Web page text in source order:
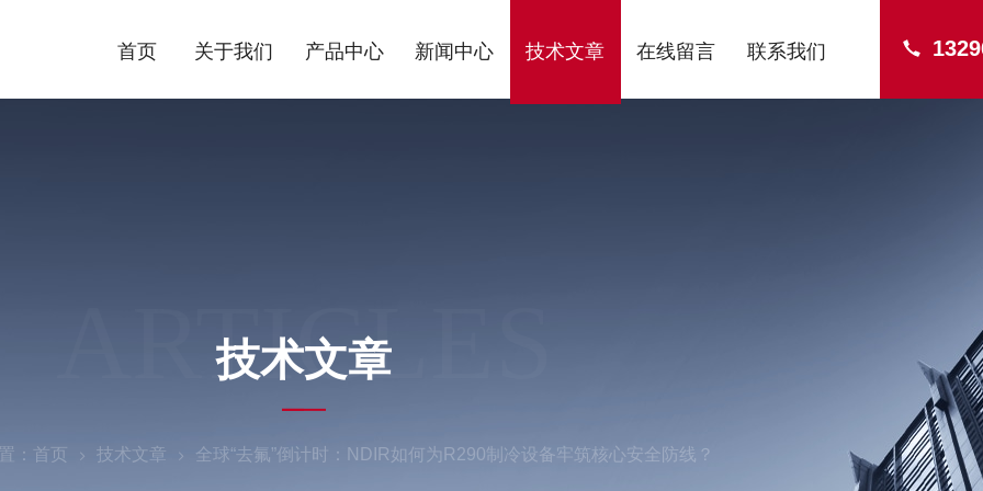
首页 关于我们 产品中心 新闻中心 技术文章 在线留言 联系我们
ARTICLES
技术文章
： 首页 技术文章 全球“去氟”倒计时：NDIR如何为R290制冷设备牢筑核心安全防线？